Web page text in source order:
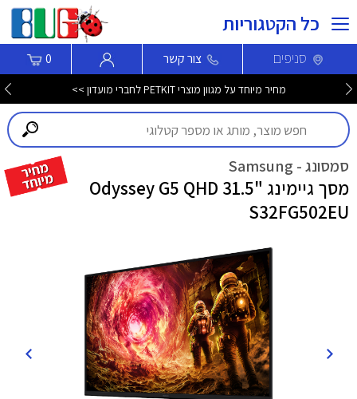
כל הקטגוריות
סניפים צור קשר 0
מחיר מיוחד על מגוון מוצרי PETKIT לחברי מועדון >>
סמסונג - Samsung
מסך גיימינג "31.5 Odyssey G5 QHD
S32FG502EU